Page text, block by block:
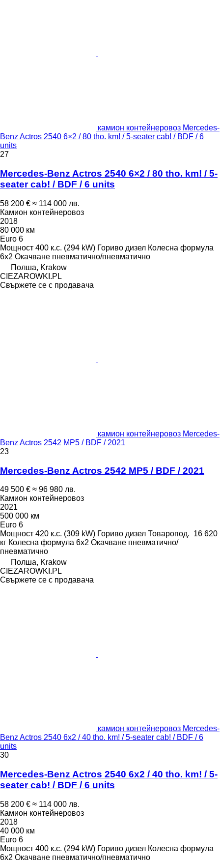
камион контейнеровоз Mercedes-
Benz Actros 2540 6×2 / 80 tho. km! / 5-seater cab! / BDF / 6
units
27
Mercedes-Benz Actros 2540 6×2 / 80 tho. km! / 5-
seater cab! / BDF / 6 units
58 200 € ≈ 114 000 лв.
Камион контейнеровоз
2018
80 000 км
Euro 6
Мощност 400 к.с. (294 kW) Гориво дизел Колесна формула
6x2 Окачване пневматично/пневматично
Полша, Krakow
CIEZAROWKI.PL
Свържете се с продавача
камион контейнеровоз Mercedes-
Benz Actros 2542 MP5 / BDF / 2021
23
Mercedes-Benz Actros 2542 MP5 / BDF / 2021
49 500 € ≈ 96 980 лв.
Камион контейнеровоз
2021
500 000 км
Euro 6
Мощност 420 к.с. (309 kW) Гориво дизел Товаропод. 16 620
кг Колесна формула 6x2 Окачване пневматично/
пневматично
Полша, Krakow
CIEZAROWKI.PL
Свържете се с продавача
камион контейнеровоз Mercedes-
Benz Actros 2540 6x2 / 40 tho. km! / 5-seater cab! / BDF / 6
units
30
Mercedes-Benz Actros 2540 6x2 / 40 tho. km! / 5-
seater cab! / BDF / 6 units
58 200 € ≈ 114 000 лв.
Камион контейнеровоз
2018
40 000 км
Euro 6
Мощност 400 к.с. (294 kW) Гориво дизел Колесна формула
6x2 Окачване пневматично/пневматично